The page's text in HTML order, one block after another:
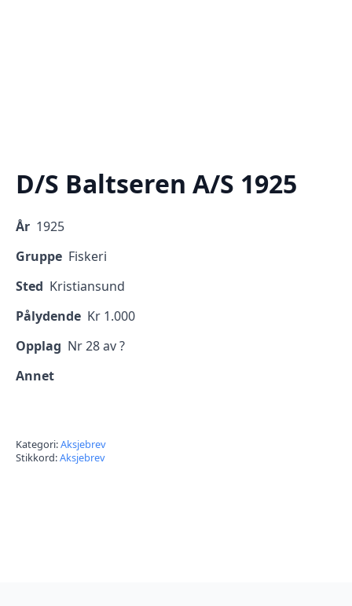
D/S Baltseren A/S 1925
År 1925
Gruppe Fiskeri
Sted Kristiansund
Pålydende Kr 1.000
Opplag Nr 28 av ?
Annet
Kategori:Aksjebrev
Stikkord:Aksjebrev